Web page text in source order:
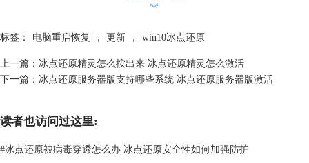
些兼容性或安全性的问题，导致冰点系统和win10之间发生冲突或错误。
︾
标签： 电脑重启恢复 ， 更新 ， win10冰点还原
上一篇： 冰点还原精灵怎么按出来 冰点还原精灵怎么激活
下一篇： 冰点还原服务器版支持哪些系统 冰点还原服务器版激活
读者也访问过这里:
#冰点还原被病毒穿透怎么办 冰点还原安全性如何加强防护